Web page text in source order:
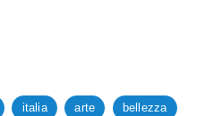
italia arte bellezza